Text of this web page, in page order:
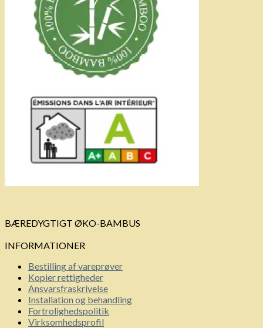
BÆREDYGTIGT ØKO-BAMBUS
INFORMATIONER
Bestilling af vareprøver
Kopier rettigheder
Ansvarsfraskrivelse
Installation og behandling
Fortrolighedspolitik
Virksomhedsprofil